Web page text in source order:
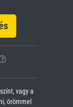
vagy a
örömmel